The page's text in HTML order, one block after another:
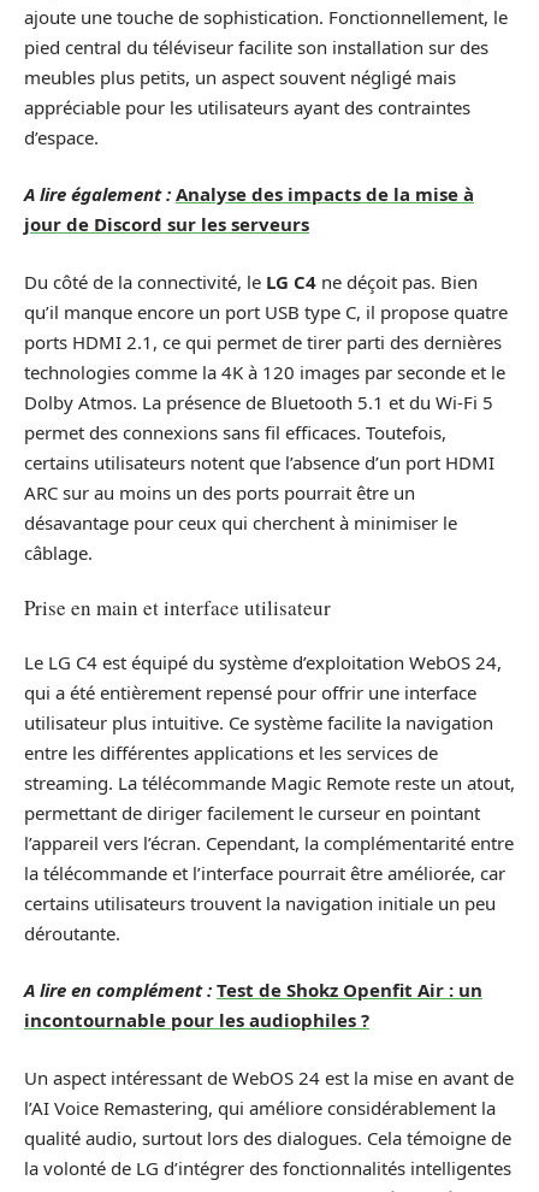
ajoute une touche de sophistication. Fonctionnellement, le
pied central du téléviseur facilite son installation sur des
meubles plus petits, un aspect souvent négligé mais
appréciable pour les utilisateurs ayant des contraintes
d’espace.
A lire également : Analyse des impacts de la mise à
jour de Discord sur les serveurs
Du côté de la connectivité, le LG C4 ne déçoit pas. Bien
qu’il manque encore un port USB type C, il propose quatre
ports HDMI 2.1, ce qui permet de tirer parti des dernières
technologies comme la 4K à 120 images par seconde et le
Dolby Atmos. La présence de Bluetooth 5.1 et du Wi-Fi 5
permet des connexions sans fil efficaces. Toutefois,
certains utilisateurs notent que l’absence d’un port HDMI
ARC sur au moins un des ports pourrait être un
désavantage pour ceux qui cherchent à minimiser le
câblage.
Prise en main et interface utilisateur
Le LG C4 est équipé du système d’exploitation WebOS 24,
qui a été entièrement repensé pour offrir une interface
utilisateur plus intuitive. Ce système facilite la navigation
entre les différentes applications et les services de
streaming. La télécommande Magic Remote reste un atout,
permettant de diriger facilement le curseur en pointant
l’appareil vers l’écran. Cependant, la complémentarité entre
la télécommande et l’interface pourrait être améliorée, car
certains utilisateurs trouvent la navigation initiale un peu
déroutante.
A lire en complément : Test de Shokz Openfit Air : un
incontournable pour les audiophiles ?
Un aspect intéressant de WebOS 24 est la mise en avant de
l’AI Voice Remastering, qui améliore considérablement la
qualité audio, surtout lors des dialogues. Cela témoigne de
la volonté de LG d’intégrer des fonctionnalités intelligentes